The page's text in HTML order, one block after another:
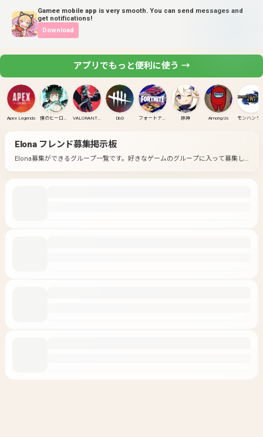
Gamee mobile app is very smooth. You can send messages and
get notifications!
Download
アプリでもっと便利に使う →
Apex Legends 僕のヒーローアカデミア ULTRA RUMBLE VALORANT(PC) DbD フォートナイト 原神 Among Us
Elonaフレンド募集掲示板
Elona募集ができるグループ一覧です。 好きなゲームのグループに入って募集し